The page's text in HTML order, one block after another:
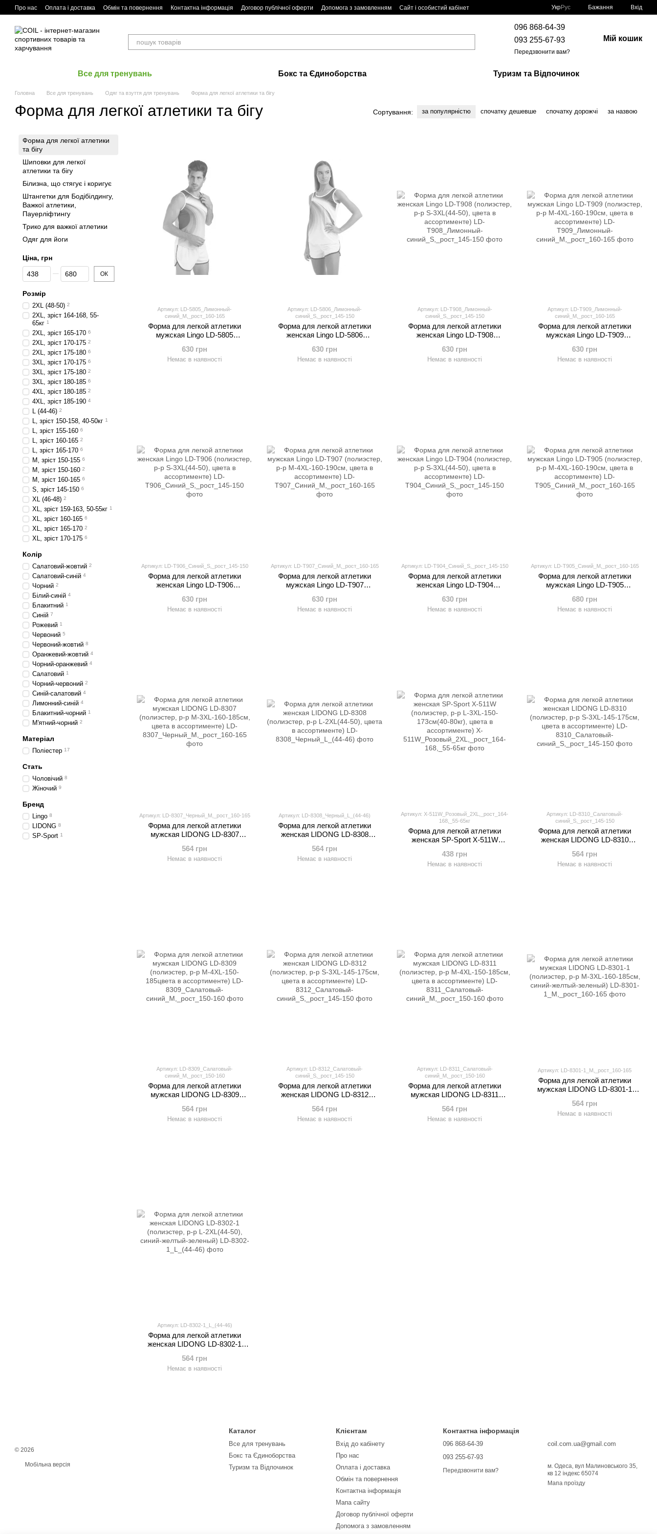
Перейти до основного контенту
Про нас Оплата і доставка Обмін та повернення Контактна інформація Договор публічної оферти Допомога з замовленням Сайт і особистий кабінет УкрРус Бажання Вхід
096 868-64-39
093 255-67-93
Передзвонити вам?
Мій кошик
Все для тренувань Бокс та Єдиноборства Туризм та Відпочинок
Головна Все для тренувань Одяг та взуття для тренувань Форма для легкої атлетики та бігу
Форма для легкої атлетики та бігу Сортування: за популярністю спочатку дешевше спочатку дорожчі за назвою
Артикул: LD-5805_Лимонный-
синий_M,_рост_160-165
Форма для легкой атлетики
мужская Lingo LD-5805
цвета в ассортименте)
630 грн
Немає в наявності
Артикул: LD-5806_Лимонный-
синий_S,_рост_145-150
Форма для легкой атлетики
женская Lingo LD-5806
цвета в ассортименте)
630 грн
Немає в наявності
Артикул: LD-T908_Лимонный-
синий_S,_рост_145-150
Форма для легкой атлетики
женская Lingo LD-T908
цвета в ассортименте)
630 грн
Немає в наявності
Артикул: LD-T909_Лимонный-
синий_M,_рост_160-165
Форма для легкой атлетики
мужская Lingo LD-T909
цвета в ассортименте)
630 грн
Немає в наявності
Артикул: LD-T906_Синий_S,_рост_145-150
Форма для легкой атлетики
женская Lingo LD-T906
цвета в ассортименте)
630 грн
Немає в наявності
Артикул: LD-T907_Синий_M,_рост_160-165
Форма для легкой атлетики
мужская Lingo LD-T907
цвета в ассортименте)
630 грн
Немає в наявності
Артикул: LD-T904_Синий_S,_рост_145-150
Форма для легкой атлетики
женская Lingo LD-T904
цвета в ассортименте)
630 грн
Немає в наявності
Артикул: LD-T905_Синий_M,_рост_160-165
Форма для легкой атлетики
мужская Lingo LD-T905
цвета в ассортименте)
680 грн
Немає в наявності
Артикул: LD-8307_Черный_M,_рост_160-165
Форма для легкой атлетики
мужская LIDONG LD-8307
цвета в ассортименте)
564 грн
Немає в наявності
Артикул: LD-8308_Черный_L_(44-46)
Форма для легкой атлетики
женская LIDONG LD-8308
цвета в ассортименте)
564 грн
Немає в наявності
Артикул: X-511W_Розовый_2XL,_рост_164-
168,_55-65кг
Форма для легкой атлетики
женская SP-Sport X-511W
173см(40-80кг), цвета в
ассортименте)
438 грн
Немає в наявності
Артикул: LD-8310_Салатовый-
синий_S,_рост_145-150
Форма для легкой атлетики
женская LIDONG LD-8310
цвета в ассортименте)
564 грн
Немає в наявності
Артикул: LD-8309_Салатовый-
синий_M,_рост_150-160
Форма для легкой атлетики
мужская LIDONG LD-8309
185цвета в ассортименте)
564 грн
Немає в наявності
Артикул: LD-8312_Салатовый-
синий_S,_рост_145-150
Форма для легкой атлетики
женская LIDONG LD-8312
цвета в ассортименте)
564 грн
Немає в наявності
Артикул: LD-8311_Салатовый-
синий_M,_рост_150-160
Форма для легкой атлетики
мужская LIDONG LD-8311
цвета в ассортименте)
564 грн
Немає в наявності
Артикул: LD-8301-1_M,_рост_160-165
Форма для легкой атлетики
мужская LIDONG LD-8301-1
синий-желтый-зеленый)
564 грн
Немає в наявності
Артикул: LD-8302-1_L_(44-46)
Форма для легкой атлетики
женская LIDONG LD-8302-1
синий-желтый-зеленый)
564 грн
Немає в наявності
Форма для легкої атлетики
та бігу
Шиповки для легкої
атлетики та бігу
Білизна, що стягує і коригує
Штангетки для Бодібілдингу,
Важкої атлетики,
Пауерліфтингу
Трико для важкої атлетики
Одяг для йоги
Ціна, грн
Від Ціна, грн
До Ціна, грн ОК
Розмір
2XL (48-50) 2
2XL, зріст 164-168, 55-
65кг 1
2XL, зріст 165-170 6
2XL, зріст 170-175 2
2XL, зріст 175-180 6
3XL, зріст 170-175 6
3XL, зріст 175-180 2
3XL, зріст 180-185 6
4XL, зріст 180-185 2
4XL, зріст 185-190 4
L (44-46) 2
L, зріст 150-158, 40-50кг 1
L, зріст 155-160 6
L, зріст 160-165 2
L, зріст 165-170 6
M, зріст 150-155 6
M, зріст 150-160 2
M, зріст 160-165 6
S, зріст 145-150 6
XL (46-48) 2
XL, зріст 159-163, 50-55кг 1
XL, зріст 160-165 6
XL, зріст 165-170 2
XL, зріст 170-175 6
Колір
Салатовий-жовтий 2
Салатовий-синій 4
Чорний 2
Білий-синій 4
Блакитний 1
Синій 7
Рожевий 1
Червоний 5
Червоний-жовтий 8
Оранжевий-жовтий 4
Чорний-оранжевий 4
Салатовий 1
Чорний-червоний 2
Синій-салатовий 4
Лимонний-синій 4
Блакитний-чорний 1
М'ятний-чорний 2
Матеріал
Поліестер 17
Стать
Чоловічий 8
Жіночий 9
Бренд
Lingo 8
LIDONG 8
SP-Sport 1
© 2026
Мобільна версія
Каталог
Все для тренувань
Бокс та Єдиноборства
Туризм та Відпочинок
Клієнтам
Вхід до кабінету
Про нас
Оплата і доставка
Обмін та повернення
Контактна інформація
Мапа сайту
Договор публічної оферти
Допомога з замовленням
Контактна інформація
096 868-64-39
093 255-67-93
Передзвонити вам?
coil.com.ua@gmail.com
м. Одеса, вул Малиновського 35,
кв 12 індекс 65074
Мапа проїзду